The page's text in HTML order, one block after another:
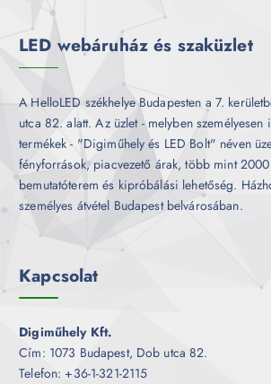
LED webáruház és szaküzlet
A HelloLED székhelye Budapesten a 7.
utca 82. alatt. Az üzlet - melyben személyesen
termékek - "Digiműhely és LED Bolt" néven
fényforrások, piacvezető árak, több mint 2000
bemutatóterem és kipróbálási lehetőség.
személyes átvétel Budapest belvárosában.
Kapcsolat
Digiműhely Kft.
Cím: 1073 Budapest, Dob utca 82.
Telefon: +36-1-321-2115